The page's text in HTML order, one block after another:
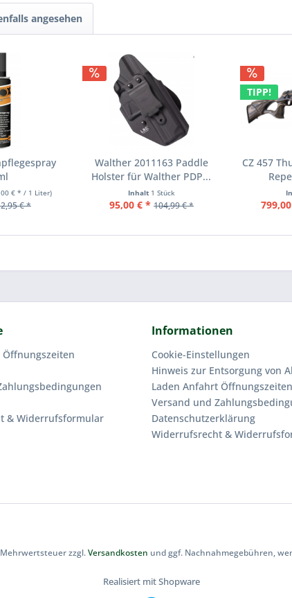
angesehen
€ * / 1 Liter)
€ *
Walther 2011163 Paddle
Holster für Walther PDP...
Inhalt 1 Stück
95,00 € * 104,99 € *
TIPP!
CZ 457
& Widerrufsformular
Informationen
Cookie-Einstellungen
Hinweis zur Entsorgung von
Laden Anfahrt Öffnungszeiten
Versand und
Datenschutzerklärung
Widerrufsrecht &
zzgl.Versandkosten und ggf. Nachnahmegebühren,
Realisiert mit Shopware